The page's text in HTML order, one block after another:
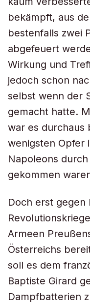
bekämpft, aus
bestenfalls zwei
abgefeuert
Wirkung und
jedoch schon
selbst wenn der
gemacht hatte.
war es durchaus
wenigsten Opfer
Napoleons
gekommen
Doch erst gegen
Armeen
Österreichs
soll es dem
Baptiste Girard
Dampfbatterien